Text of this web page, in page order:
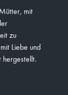
mit
zu
Liebe und
hergestellt.